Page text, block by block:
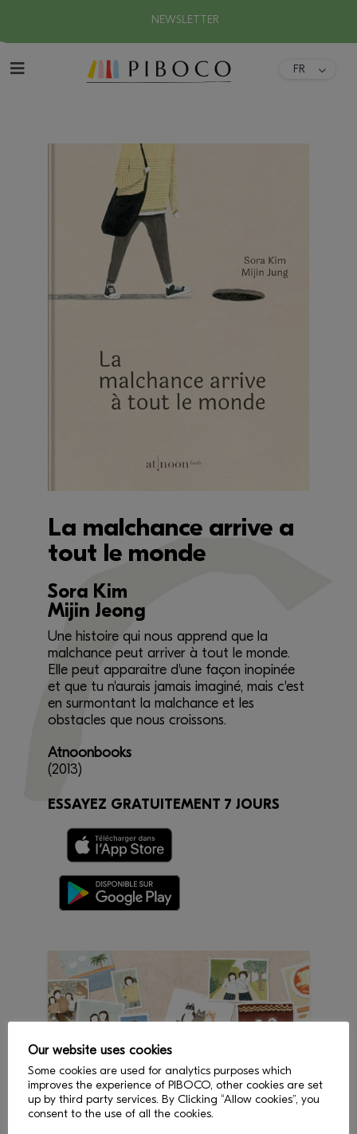
FR
NEWSLETTER
La malchance arrive a
tout le monde
Sora Kim
Mijin Jeong
Une histoire qui nous apprend que la
malchance peut arriver à tout le monde.
Elle peut apparaitre d'une façon inopinée
et que tu n'aurais jamais imaginé, mais c'est
en surmontant la malchance et les
obstacles que nous croissons.
Atnoonbooks
(2013)
ESSAYEZ GRATUITEMENT 7 JOURS
Our website uses cookies
Some cookies are used for analytics purposes which
improves the experience of PIBOCO, other cookies are set
up by third party services. By Clicking “Allow cookies”, you
consent to the use of all the cookies.